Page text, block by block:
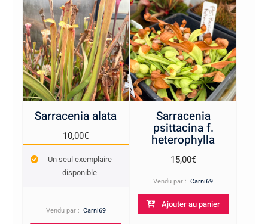
Sarracenia alata
10,00€
Un seul exemplaire
disponible
Vendu par : Carni69
Sarracenia
psittacina f.
heterophylla
15,00€
Vendu par :Carni69
Ajouter au panier